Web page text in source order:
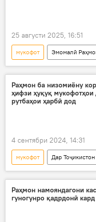
25 августи 2025, 16:51
мукофот
Эмомалӣ
Дар Тоҷикистон
Раисҷумҳур
Раҳмон ба низомиёну
ҳифзи ҳуқуқ мукофотҳои
рутбаҳои ҳарбӣ дод
4 сентябри 2024, 14:31
мукофот Дар Тоҷикистон
рутба
Эмомалӣ
Раҳмон намояндагони
гуногунро қадрдонӣ кард